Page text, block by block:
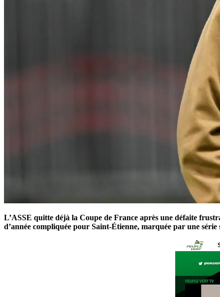
L’ASSE quitte déjà la Coupe de France après une défaite
d’année compliquée pour Saint-Étienne, marquée par une